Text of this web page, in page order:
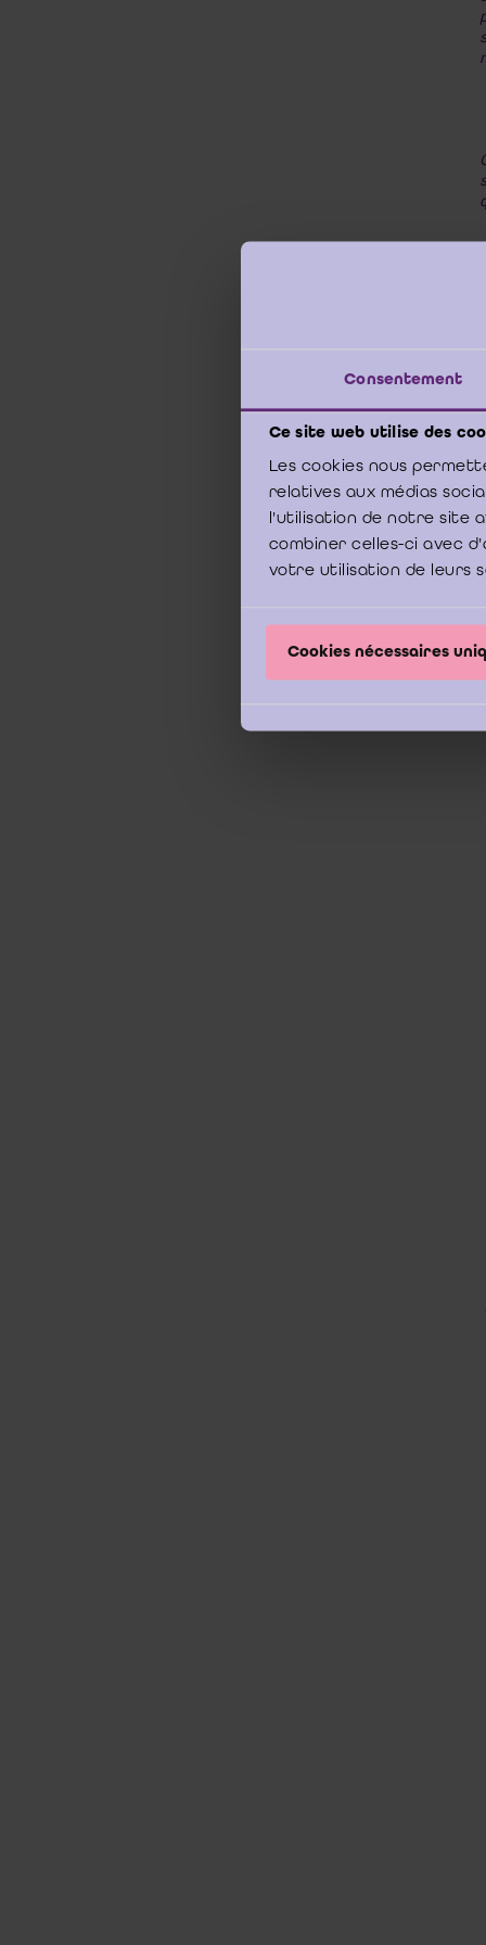
Consentement
Ce site web utilise des
Les cookies nous
relatives aux médias
l'utilisation de notre site
combiner celles-ci avec
votre utilisation de leurs
Cookies nécessaires